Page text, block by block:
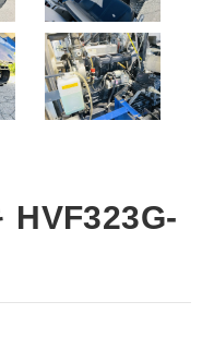
HVF323G-